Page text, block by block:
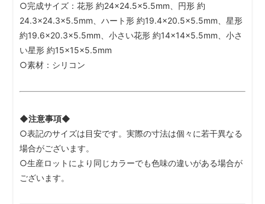
○完成サイズ：花形 約24×24.5×5.5mm、円形 約
24.3×24.3×5.5mm、ハート形 約19.4×20.5×5.5mm、星形
約19.6×20.3×5.5mm、小さい花形 約14×14×5.5mm、小さ
い星形 約15×15×5.5mm
○素材：シリコン
◆注意事項◆
○表記のサイズは目安です。実際の寸法は個々に若干異なる
場合がございます。
○生産ロットにより同じカラーでも色味の違いがある場合が
ございます。